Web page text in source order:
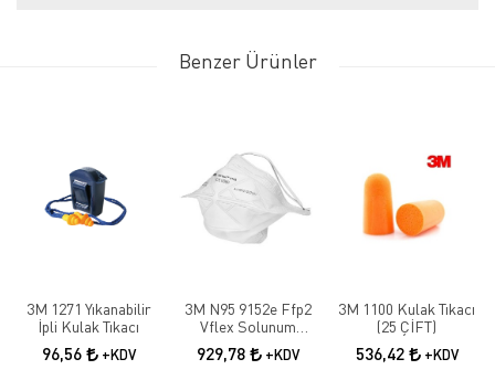
Benzer Ürünler
3M 1271 Yıkanabilir
İpli Kulak Tıkacı
96,56 +KDV
3M N95 9152e Ffp2
Vflex Solunum
Maskesi 10 Adet
929,78 +KDV
3M 1100 Kulak Tıkacı
(25 ÇİFT)
536,42 +KDV